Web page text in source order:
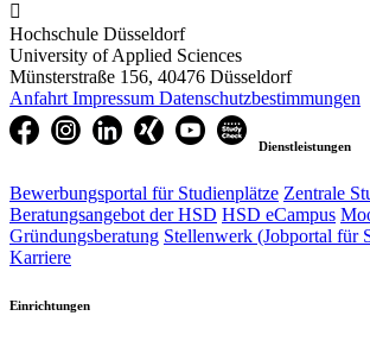

Hochschule Düsseldorf
University of Applied Sciences
Münsterstraße 156, 40476 Düsseldorf
Anfahrt Impressum Datenschutzbestimmungen
Dienstleistungen
Bewerbungsportal für Studienplätze Zentrale
Beratungsangebot der HSD HSD eCampus
Gründungsberatung Stellenwerk (Jobportal für
Karriere
Einrichtungen